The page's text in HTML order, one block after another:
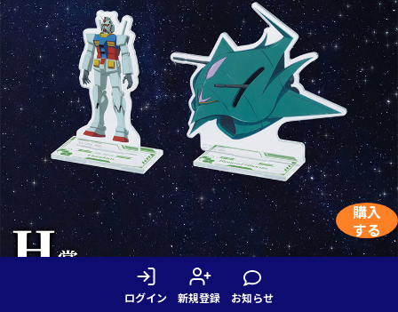
ログイン 新規登録 お知らせ
購入
する